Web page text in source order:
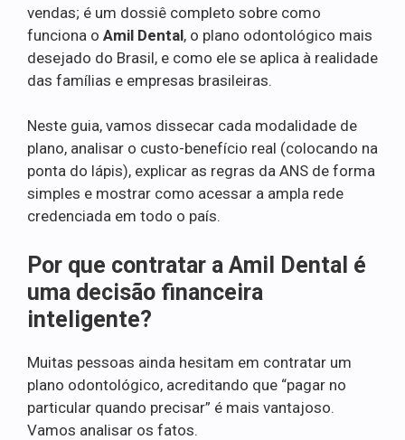
vendas; é um dossiê completo sobre como
funciona o Amil Dental, o plano odontológico mais
desejado do Brasil, e como ele se aplica à realidade
das famílias e empresas brasileiras.
Neste guia, vamos dissecar cada modalidade de
plano, analisar o custo-benefício real (colocando na
ponta do lápis), explicar as regras da ANS de forma
simples e mostrar como acessar a ampla rede
credenciada em todo o país.
Por que contratar a Amil Dental é
uma decisão financeira
inteligente?
Muitas pessoas ainda hesitam em contratar um
plano odontológico, acreditando que “pagar no
particular quando precisar” é mais vantajoso.
Vamos analisar os fatos.